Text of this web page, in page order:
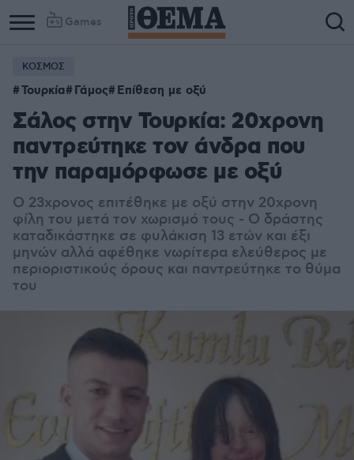
Games
ΚΟΣΜΟΣ
Τουρκία Γάμος Επίθεση με οξύ
Σάλος στην Τουρκία: 20χρονη
παντρεύτηκε τον άνδρα που
την παραμόρφωσε με οξύ
Ο 23χρονος επιτέθηκε με οξύ στην 20χρονη
φίλη του μετά τον χωρισμό τους - Ο δράστης
καταδικάστηκε σε φυλάκιση 13 ετών και έξι
μηνών αλλά αφέθηκε νωρίτερα ελεύθερος με
περιοριστικούς όρους και παντρεύτηκε το θύμα
του